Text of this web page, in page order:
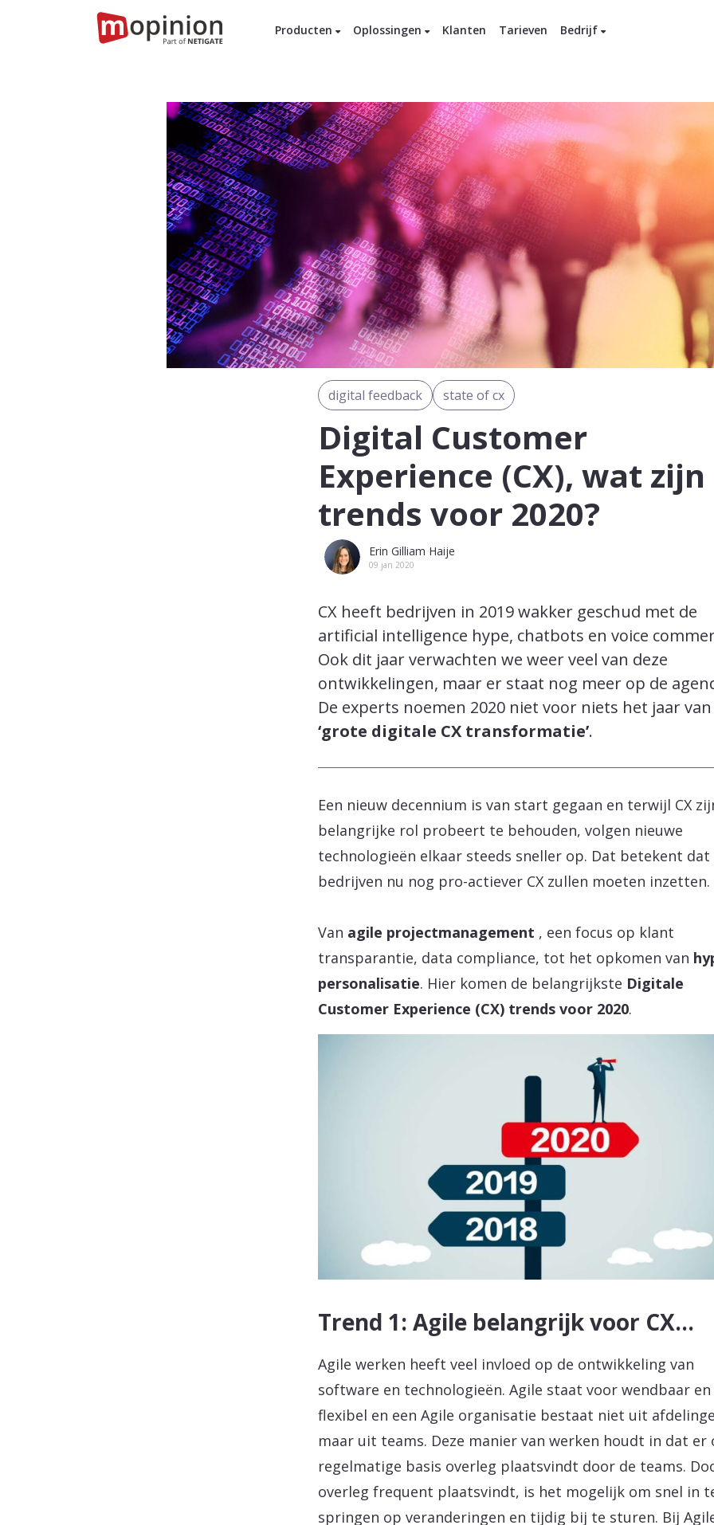
Producten Oplossingen Klanten Tarieven Bedrijf
digital feedback state of cx
Digital Customer
Experience (CX), wat zijn
trends voor 2020?
Erin Gilliam Haije
09 jan 2020
CX heeft bedrijven in 2019 wakker geschud met de
artificial intelligence hype, chatbots en voice
Ook dit jaar verwachten we weer veel van deze
ontwikkelingen, maar er staat nog meer op de
De experts noemen 2020 niet voor niets het jaar
‘grote digitale CX transformatie’.
Een nieuw decennium is van start gegaan en terwijl CX
belangrijke rol probeert te behouden, volgen nieuwe
technologieën elkaar steeds sneller op. Dat betekent dat
bedrijven nu nog pro-actiever CX zullen moeten inzetten.
Van agile projectmanagement , een focus op klant
transparantie, data compliance, tot het opkomen van
personalisatie. Hier komen de belangrijkste Digitale
Customer Experience (CX) trends voor 2020.
Trend 1: Agile belangrijk voor CX…
Agile werken heeft veel invloed op de ontwikkeling van
software en technologieën. Agile staat voor wendbaar en
flexibel en een Agile organisatie bestaat niet uit
maar uit teams. Deze manier van werken houdt in dat er
regelmatige basis overleg plaatsvindt door de teams.
overleg frequent plaatsvindt, is het mogelijk om snel in
springen op veranderingen en tijdig bij te sturen. Bij